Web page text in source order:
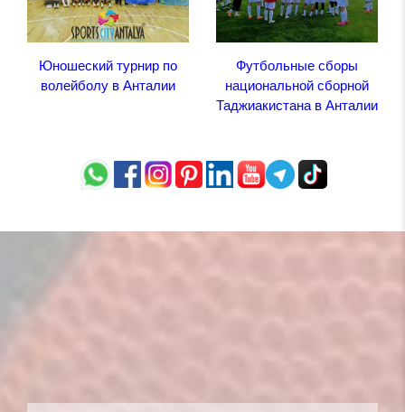
Юношеский турнир по
волейболу в Анталии
Футбольные сборы
национальной сборной
Таджиакистана в Анталии